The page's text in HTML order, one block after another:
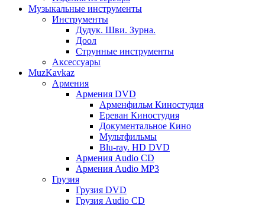
Музыкальные инструменты
Инструменты
Дудук. Шви. Зурна.
Доол
Струнные инструменты
Аксессуары
MuzKavkaz
Армения
Армения DVD
Арменфильм Киностудия
Ереван Киностудия
Документальное Кино
Мультфильмы
Blu-ray. HD DVD
Армения Audio CD
Армения Audio MP3
Грузия
Грузия DVD
Грузия Audio CD